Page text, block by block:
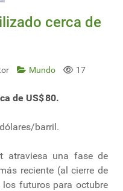
cerca de
Mundo 17
de US$ 80.
barril.
atraviesa una fase de
reciente (al cierre de
futuros para octubre